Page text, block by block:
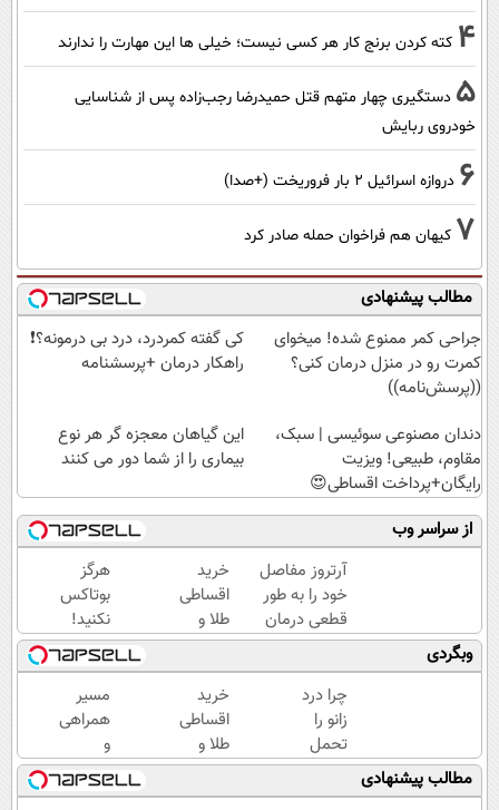
4 کته کردن برنج کار هر کسی نیست؛ خیلی ها این مهارت را ندارند
5 دستگیری چهار متهم قتل حمیدرضا رجب‌زاده پس از شناسایی
خودروی ربایش
6 دروازه اسرائیل ۲ بار فروریخت (+صدا)
7 کیهان هم فراخوان حمله صادر کرد
مطالب پیشنهادی
جراحی کمر ممنوع شده! میخوای
کمرت رو در منزل درمان کنی؟
((پرسش‌نامه))
کی گفته کمردرد، درد بی درمونه؟❗
راهکار درمان +پرسشنامه
دندان مصنوعی سوئیسی | سبک،
مقاوم، طبیعی! ویزیت
رایگان+پرداخت اقساطی😍
این گیاهان معجزه گر هر نوع
بیماری را از شما دور می کنند
از سراسر وب
آرتروز مفاصل
خود را به طور
قطعی درمان
کنید!
◗پرسش‌نامه◖
خرید
اقساطی
طلا و
گوشی
فقط با
یک برگ
چک
صیادی
هرگز
بوتاکس
نکنید!
جوانساز
جلبک
پوست
شمارا
جوان
می کند
وبگردی
چرا درد
زانو را
تحمل
می‌کنی؟
خیلی
خرید
اقساطی
طلا و
گوشی
فقط با
مسیر
همراهی
و
گزارش
عملکرد
مطالب پیشنهادی